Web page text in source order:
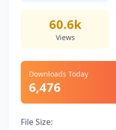
60.6k
Views
Downloads Today
6,476
File Size: